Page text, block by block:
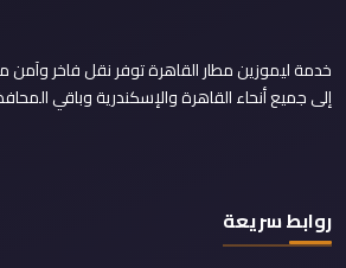
خدمة ليموزين مطار القاهرة توفر نقل فاخر وآمن
إلى جميع أنحاء القاهرة والإسكندرية وباقي
روابط سريعة